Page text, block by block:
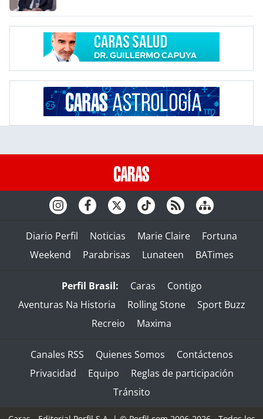
Diario Perfil Noticias Marie Claire
Fortuna
Weekend
Parabrisas Lunateen BATimes
Perfil Brasil: Caras
Contigo
Aventuras Na Historia
Rolling Stone
Sport Buzz
Recreio
Maxima
Canales RSS Quienes Somos
Contáctenos
Privacidad
Equipo
Reglas de participación
Tránsito